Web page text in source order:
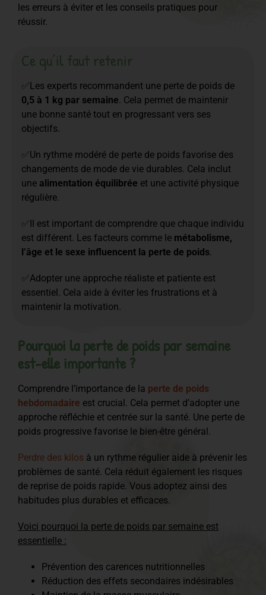
les erreurs à éviter et les conseils pratiques pour
réussir.
Ce qu’il faut retenir
✅Les experts recommandent une perte de poids de
0,5 à 1 kg par semaine. Cela permet de maintenir
une bonne santé tout en progressant vers ses
objectifs.
✅Un rythme modéré de perte de poids favorise des
changements de mode de vie durables. Cela inclut
une alimentation équilibrée et une activité physique
régulière.
✅Il est important de comprendre que chaque individu
est différent. Les facteurs comme le métabolisme,
l’âge et le sexe influencent la perte de poids.
✅Adopter une approche réaliste et patiente est
essentiel. Cela aide à éviter les frustrations et à
maintenir la motivation.
Pourquoi la perte de poids par semaine
est-elle importante ?
Comprendre l’importance de la perte de poids
hebdomadaire est crucial. Cela permet d’adopter une
approche réfléchie et centrée sur la santé. Une perte de
poids progressive favorise le bien-être général.
Perdre des kilos à un rythme régulier aide à prévenir les
problèmes de santé. Cela réduit également les risques
de reprise de poids rapide. Vous adoptez ainsi des
habitudes plus durables et efficaces.
Voici pourquoi la perte de poids par semaine est
essentielle :
Prévention des carences nutritionnelles
Réduction des effets secondaires indésirables